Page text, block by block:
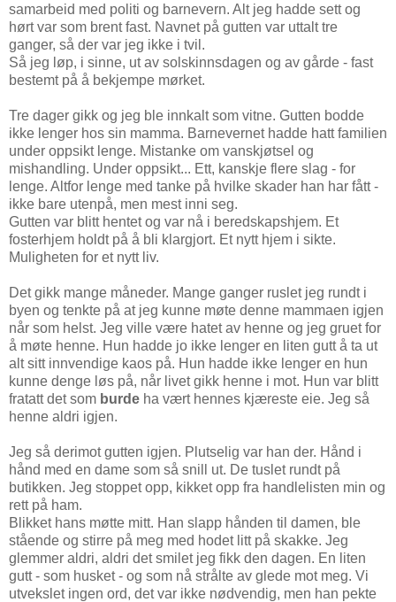
samarbeid med politi og barnevern. Alt jeg hadde sett og
hørt var som brent fast. Navnet på gutten var uttalt tre
ganger, så der var jeg ikke i tvil.
Så jeg løp, i sinne, ut av solskinnsdagen og av gårde - fast
bestemt på å bekjempe mørket.
Tre dager gikk og jeg ble innkalt som vitne. Gutten bodde
ikke lenger hos sin mamma. Barnevernet hadde hatt familien
under oppsikt lenge. Mistanke om vanskjøtsel og
mishandling. Under oppsikt... Ett, kanskje flere slag - for
lenge. Altfor lenge med tanke på hvilke skader han har fått -
ikke bare utenpå, men mest inni seg.
Gutten var blitt hentet og var nå i beredskapshjem. Et
fosterhjem holdt på å bli klargjort. Et nytt hjem i sikte.
Muligheten for et nytt liv.
Det gikk mange måneder. Mange ganger ruslet jeg rundt i
byen og tenkte på at jeg kunne møte denne mammaen igjen
når som helst. Jeg ville være hatet av henne og jeg gruet for
å møte henne. Hun hadde jo ikke lenger en liten gutt å ta ut
alt sitt innvendige kaos på. Hun hadde ikke lenger en hun
kunne denge løs på, når livet gikk henne i mot. Hun var blitt
fratatt det som burde ha vært hennes kjæreste eie. Jeg så
henne aldri igjen.
Jeg så derimot gutten igjen. Plutselig var han der. Hånd i
hånd med en dame som så snill ut. De tuslet rundt på
butikken. Jeg stoppet opp, kikket opp fra handlelisten min og
rett på ham.
Blikket hans møtte mitt. Han slapp hånden til damen, ble
stående og stirre på meg med hodet litt på skakke. Jeg
glemmer aldri, aldri det smilet jeg fikk den dagen. En liten
gutt - som husket - og som nå strålte av glede mot meg. Vi
utvekslet ingen ord, det var ikke nødvendig, men han pekte